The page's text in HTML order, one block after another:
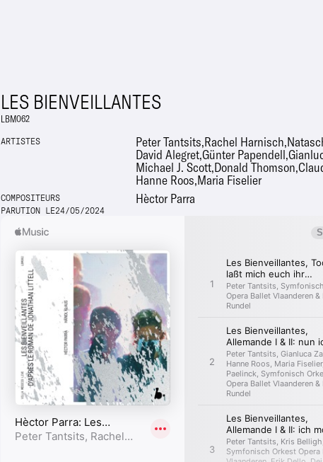
LES BIENVEILLANTES
LBM062
ARTISTES Peter Tantsits Rachel Harnisch
David AlegretGünter Papendell
Michael J. Scott Donald Thomson
Hanne Roos Maria Fiselier
COMPOSITEURS Hèctor Parra
PARUTION LE24/05/2024